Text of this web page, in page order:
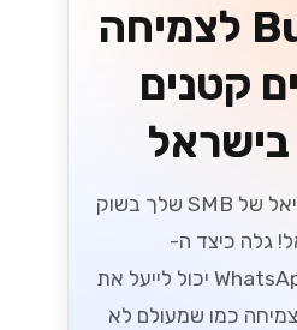
Business לצמיחה
קטנים
בישראל
שחרר את הפוטנציאל של SMB שלך בשוק
גלה כיצד ה-
WhatsApp Business API יכול לייעל את
כמו שמעולם לא